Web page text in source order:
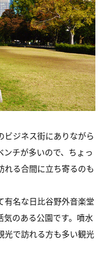
ビジネス街にありながら
チが多いので、ちょっ
れる合間に立ち寄るのも
有名な日比谷野外音楽堂
のある公園です。噴水
光で訪れる方も多い観光